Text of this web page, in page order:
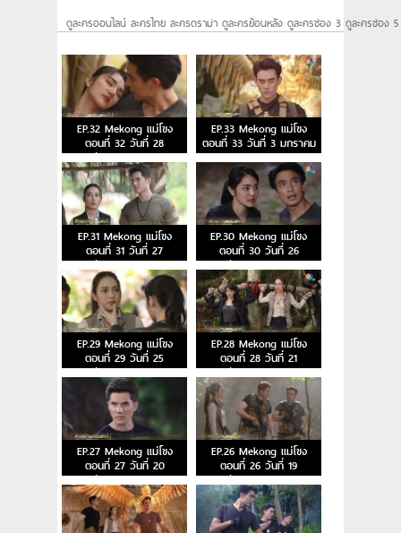
ดูละครออนไลน์ ละครไทย ละครดราม่า ดูละครย้อนหลัง ดูละครช่อง 3 ดูละครช่อง
EP.32 Mekong แม่โขง
ตอนที่ 32 วันที่ 28
ธันวาคม 2566
EP.33 Mekong แม่โขง
ตอนที่ 33 วันที่ 3 มกราคม
2567
EP.31 Mekong แม่โขง
ตอนที่ 31 วันที่ 27
ธันวาคม 2566
EP.30 Mekong แม่โขง
ตอนที่ 30 วันที่ 26
ธันวาคม 2566
EP.29 Mekong แม่โขง
ตอนที่ 29 วันที่ 25
ธันวาคม 2566
EP.28 Mekong แม่โขง
ตอนที่ 28 วันที่ 21
ธันวาคม 2566
EP.27 Mekong แม่โขง
ตอนที่ 27 วันที่ 20
ธันวาคม 2566
EP.26 Mekong แม่โขง
ตอนที่ 26 วันที่ 19
ธันวาคม 2566